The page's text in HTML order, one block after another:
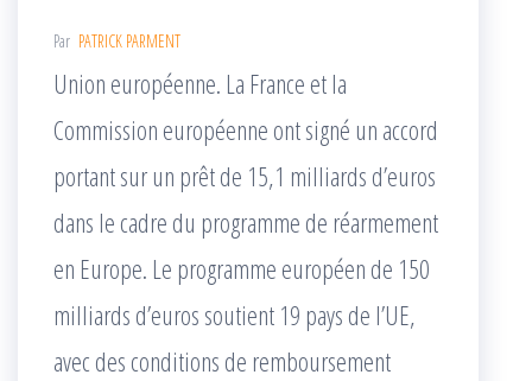
Par PATRICK PARMENT
Union européenne. La France et la
Commission européenne ont signé un accord
portant sur un prêt de 15,1 milliards d’euros
dans le cadre du programme de réarmement
en Europe. Le programme européen de 150
milliards d’euros soutient 19 pays de l’UE,
avec des conditions de remboursement